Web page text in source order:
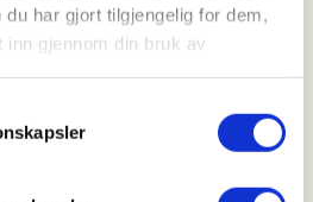
har gjort tilgjengelig for dem,
gjennom din bruk av
Bergens området)
– se e-postadresse på